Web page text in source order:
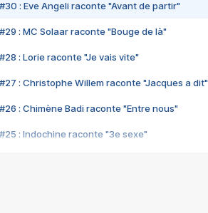
#30 : Eve Angeli raconte "Avant de partir"
#29 : MC Solaar raconte "Bouge de là"
#28 : Lorie raconte "Je vais vite"
#27 : Christophe Willem raconte "Jacques a dit"
#26 : Chimène Badi raconte "Entre nous"
#25 : Indochine raconte "3e sexe"